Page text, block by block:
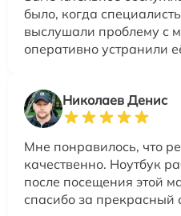
было, когда
выслушали проблему с
оперативно устранили
Николаев Денис
Мне понравилось, что
качественно. Ноутбук
после посещения этой
спасибо за прекрасный